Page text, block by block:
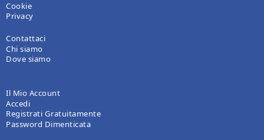
Cookie
Privacy
Contattaci
Chi siamo
Dove siamo
Il Mio Account
Accedi
Registrati Gratuitamente
Password Dimenticata